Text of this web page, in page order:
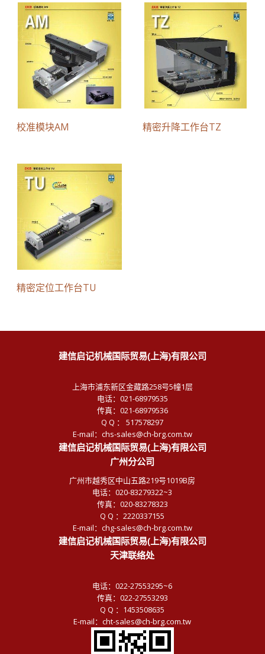
校准模块AM 精密升降工作台TZ
精密定位工作台TU
建信启记机械国际贸易(上海)有限公司
上海市浦东新区金藏路258号5幢1层
电话：021-68979535
传真：021-68979536
Q Q ： 517578297
E-mail：chs-sales@ch-brg.com.tw
建信启记机械国际贸易(上海)有限公司
广州分公司
广州市越秀区中山五路219号1019B房
电话：020-83279322~3
传真：020-83278323
Q Q ：2220337155
E-mail：chg-sales@ch-brg.com.tw
建信启记机械国际贸易(上海)有限公司
天津联络处
电话：022-27553295~6
传真：022-27553293
Q Q ：1453508635
E-mail：cht-sales@ch-brg.com.tw